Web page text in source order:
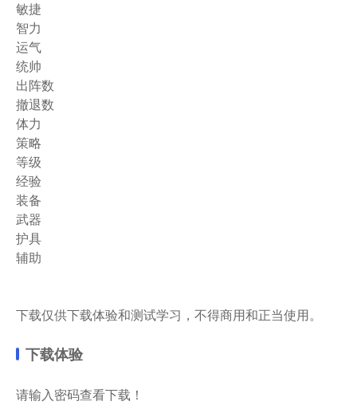
敏捷
智力
运气
统帅
出阵数
撤退数
体力
策略
等级
经验
装备
武器
护具
辅助
下载仅供下载体验和测试学习，不得商用和正当使用。
下载体验
请输入密码查看下载！